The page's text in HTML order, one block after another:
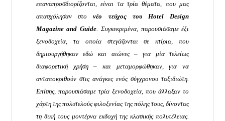
επαναπροσδιορίζονται, είναι τα τρία θέματα, που μας
απασχόλησαν στονέο τεύχος του Hotel Design
Magazine and Guide. Συγκεκριμένα, παρουσιάσαμε έξι
ξενοδοχεία, τα οποία στεγάζονται σε κτίρια, που
δημιουργήθηκαν εδώ και αιώνες – για μία τελείως
διαφορετική χρήση – και μεταμορφώθηκαν, για να
ανταποκριθούν στις ανάγκες ενός σύγχρονου ταξιδιώτη.
Επίσης, παρουσιάσαμε τρία ξενοδοχεία, που άλλαξαν το
χάρτη της πολυτελούς φιλοξενίας της πόλης τους, δίνοντας
τη δική τους μοντέρνα εκδοχή της κλασικής πολυτέλειας.